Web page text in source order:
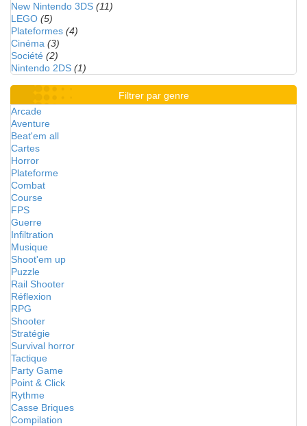
New Nintendo 3DS (11)
LEGO (5)
Plateformes (4)
Cinéma (3)
Société (2)
Nintendo 2DS (1)
Filtrer par genre
Arcade
Aventure
Beat'em all
Cartes
Horror
Plateforme
Combat
Course
FPS
Guerre
Infiltration
Musique
Shoot'em up
Puzzle
Rail Shooter
Réflexion
RPG
Shooter
Stratégie
Survival horror
Tactique
Party Game
Point & Click
Rythme
Casse Briques
Compilation